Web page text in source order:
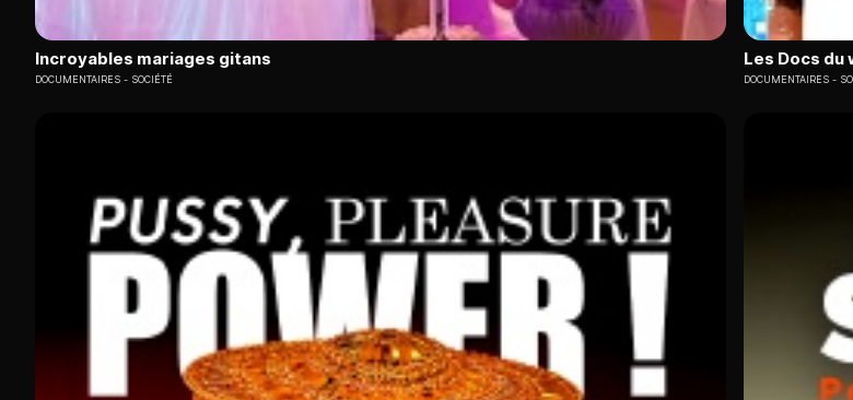
Incroyables mariages gitans
DOCUMENTAIRES SOCIÉTÉ
Les Docs du
DOCUMENTAIRES